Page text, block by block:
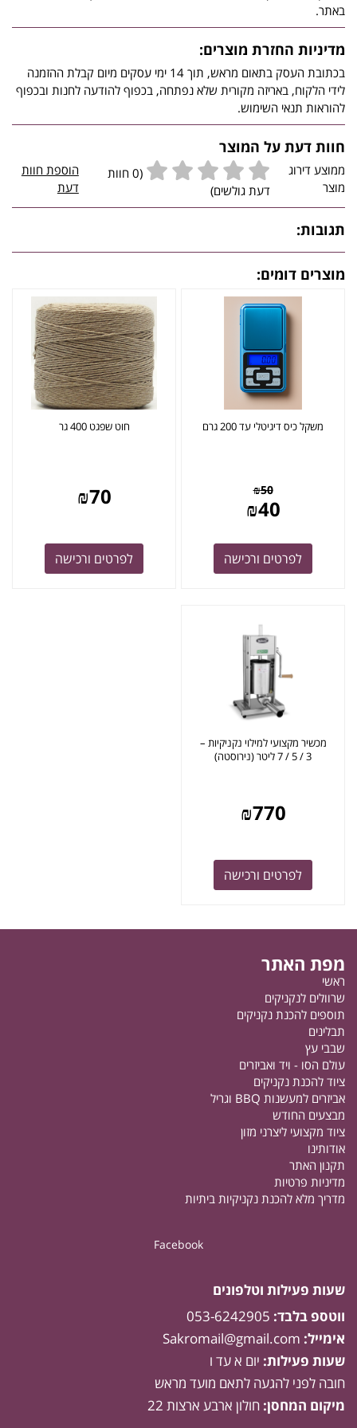
באתר.
מדיניות החזרת מוצרים:
בכתובת העסק בתאום מראש, תוך 14 ימי עסקים מיום קבלת ההזמנה
לידי הלקוח, באריזה מקורית שלא נפתחה, בכפוף להודעה לחנות ובכפוף
להוראות תנאי השימוש.
חוות דעת על המוצר
ממוצע דירוג
מוצר
(0 חוות
דעת גולשים)
הוספת חוות
דעת
תגובות:
מוצרים דומים:
משקל כיס דיגיטלי עד 200 גרם
₪50
₪40
לפרטים ורכישה
חוט שפגט 400 גר
₪70
לפרטים ורכישה
מכשיר מקצועי למילוי נקניקיות –
3 / 5 / 7 ליטר (נירוסטה)
₪770
לפרטים ורכישה
מפת האתר
ראשי
שרוולים לנקניקים
תוספים להכנת נקניקים
תבלינים
שבבי עץ
עולם הסו - ויד ואביזרים
ציוד להכנת נקניקים
אביזרים למעשנות BBQ וגריל
מבצעים החודש
ציוד מקצועי ליצרני מזון
אודותינו
תקנון האתר
מדיניות פרטיות
מדריך מלא להכנת נקניקיות ביתיות
Facebook
שעות פעילות וטלפונים
ווטספ בלבד: 053-6242905
אימייל: Sakromail@gmail.com
שעות פעילות: יום א עד ו
חובה לפני להגעה לתאם מועד מראש
מיקום המחסן: חולון ארבע ארצות 22